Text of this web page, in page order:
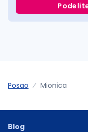
Posao Mionica
Blog